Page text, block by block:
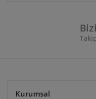
Bizi
Kurumsal